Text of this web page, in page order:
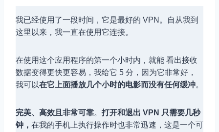
我已经使用了一段时间，它是最好的 VPN。自从我到
这里以来，我一直在使用它连接。
在使用这个应用程序的第一个小时内，就能 看出接收
数据变得更快更容易，我给它 5 分，因为它非常好，
我可以在它上面播放几个小时的电影而没有任何缓冲。
完美、高效且非常可靠。 打开和退出 VPN 只需要几秒
钟， 在我的手机上执行操作时也非常迅速，这是一个可